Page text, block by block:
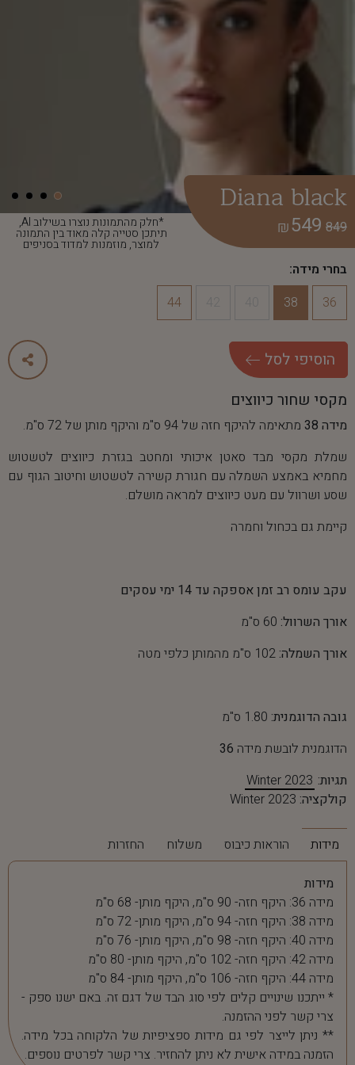
*חלק מהתמונות נוצרו בשילוב AI,
תיתכן סטייה קלה מאוד בין התמונה
למוצר, מוזמנות למדוד בסניפים
Diana black
849
549
₪
בחרי מידה:
36
38
44
הוסיפי לסל
מקסי שחור כיווצים
מידה 38
מתאימה להיקף חזה של 94 ס"מ והיקף מותן של 72 ס"מ.
שמלת מקסי מבד סאטן איכותי ומחטב בגזרת כיווצים לטשטוש
מחמיא באמצע השמלה עם חגורת קשירה לטשטוש וחיטוב הגוף עם
שסע ושרוול עם מעט כיווצים למראה מושלם.
קיימת גם בכחול וחמרה
עקב עומס רב זמן אספקה עד 14 ימי עסקים
אורך השרוול: 60 ס"מ
אורך השמלה:
גובה הדוגמנית: 1.80 ס"מ
הדוגמנית לובשת מידה 36
תגיות: Winter 2023
קולקציה: Winter 2023
מידות הוראות כיבוס משלוח החזרות
מידות
מידה 36: היקף חזה- 90 ס"מ, היקף מותן- 68 ס"מ
מידה 38: היקף חזה- 94 ס"מ, היקף מותן- 72 ס"מ
מידה 40: היקף חזה- 98 ס"מ, היקף מותן- 76 ס"מ
מידה 42: היקף חזה- 102 ס"מ, היקף מותן- 80 ס"מ
מידה 44: היקף חזה- 106 ס"מ, היקף מותן- 84 ס"מ
* ייתכנו שינויים קלים לפי סוג הבד של דגם זה. באם ישנו ספק -
צרי קשר לפני ההזמנה.
** ניתן לייצר לפי גם מידות ספציפיות של הלקוחה בכל מידה.
הזמנה במידה אישית לא ניתן להחזיר. צרי קשר לפרטים נוספים.